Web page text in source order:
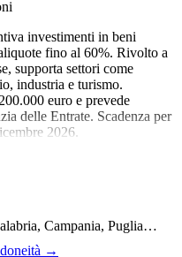
investimenti in beni
fino al 60%. Rivolto a
supporta settori come
industria e turismo.
euro e prevede
delle Entrate. Scadenza per
2026.
Campania, Puglia…
→